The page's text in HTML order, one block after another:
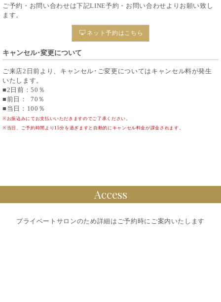
ご予約・お問い合わせは下記LINE予約・お問い合わせよりお願い致し
ます。
ネット予約はこちら
キャンセル･変更について
ご来店2日前より、キャンセル･ご変更についてはキャンセル料が発生
いたします。
■2日前：50％
■前日： 70％
■当日：100％
※お振込みにてお支払いいただきますのでご了承ください。
※当日、ご予約時間より15分を過ぎますと自動的にキャンセル料金が課金されます。
Access
プライベートサロンのため詳細はご予約時にご案内いたします